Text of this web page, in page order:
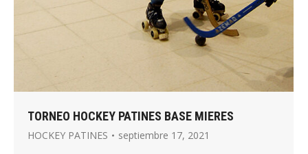
TORNEO HOCKEY PATINES BASE MIERES
HOCKEY PATINES septiembre 17, 2021